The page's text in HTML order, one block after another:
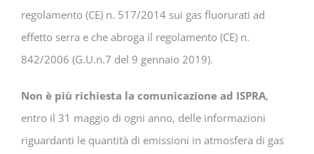
regolamento (CE) n. 517/2014 sui gas fluorurati ad
effetto serra e che abroga il regolamento (CE) n.
842/2006 (G.U.n.7 del 9 gennaio 2019).
Non è più richiesta la comunicazione ad ISPRA,
entro il 31 maggio di ogni anno, delle informazioni
riguardanti le quantità di emissioni in atmosfera di gas